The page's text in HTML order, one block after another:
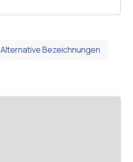
Alternative Bezeichnungen